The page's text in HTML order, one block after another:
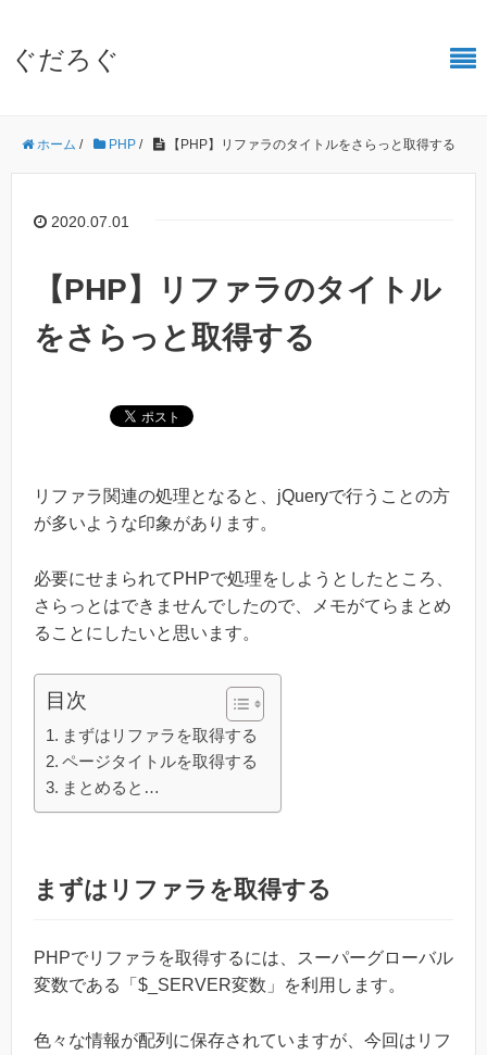
ぐだろぐ
ホーム / PHP / 【PHP】リファラのタイトルをさらっと取得する
2020.07.01
【PHP】リファラのタイトル
をさらっと取得する
リファラ関連の処理となると、jQueryで行うことの方
が多いような印象があります。
必要にせまられてPHPで処理をしようとしたところ、
さらっとはできませんでしたので、メモがてらまとめ
ることにしたいと思います。
目次
まずはリファラを取得する
ページタイトルを取得する
まとめると…
まずはリファラを取得する
PHPでリファラを取得するには、スーパーグローバル
変数である「$_SERVER変数」を利用します。
色々な情報が配列に保存されていますが、今回はリフ